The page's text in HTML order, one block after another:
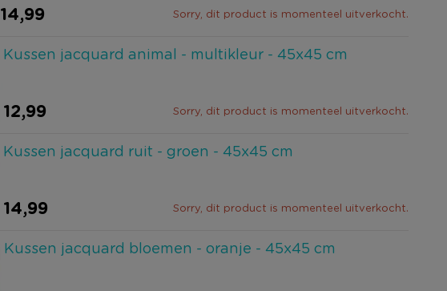
14,99 Sorry, dit product is momenteel uitverkocht.
Kussen jacquard animal - multikleur - 45x45 cm
12,99 Sorry, dit product is momenteel uitverkocht.
Kussen jacquard ruit - groen - 45x45 cm
14,99 Sorry, dit product is momenteel uitverkocht.
Kussen jacquard bloemen - oranje - 45x45 cm